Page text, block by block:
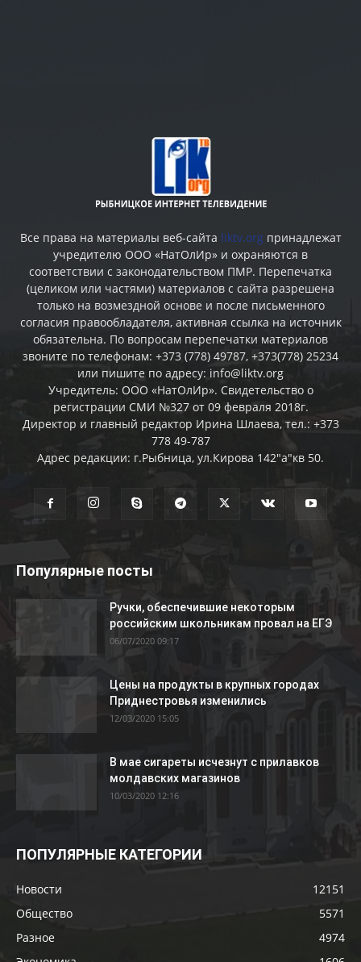
Все права на материалы веб-сайта liktv.org принадлежат
учредителю ООО «НатОлИр» и охраняются в
соответствии с законодательством ПМР. Перепечатка
(целиком или частями) материалов c сайта разрешена
только на возмездной основе и после письменного
согласия правообладателя, активная ссылка на источник
обязательна. По вопросам перепечатки материалов
звоните по телефонам: +373 (778) 49787, +373(778) 25234
или пишите по адресу: info@liktv.org
Учредитель: ООО «НатОлИр». Свидетельство о
регистрации СМИ №327 от 09 февраля 2018г.
Директор и главный редактор Ирина Шлаева, тел.: +373
778 49-787
Адрес редакции: г.Рыбница, ул.Кирова 142"а"кв 50.
Популярные посты
Ручки, обеспечившие некоторым
российским школьникам провал на ЕГЭ
06/07/2020 09:17
Цены на продукты в крупных городах
Приднестровья изменились
12/03/2020 15:05
В мае сигареты исчезнут с прилавков
молдавских магазинов
10/03/2020 12:16
ПОПУЛЯРНЫЕ КАТЕГОРИИ
Новости
12151
Общество
5571
Разное
4974